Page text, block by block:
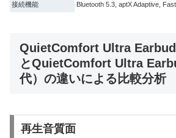
接続機能 Bluetooth 5.3, aptX Adaptive,
QuietComfort Ultra
とQuietComfort Ultra
代）の違いによる比較分析
再生音質面